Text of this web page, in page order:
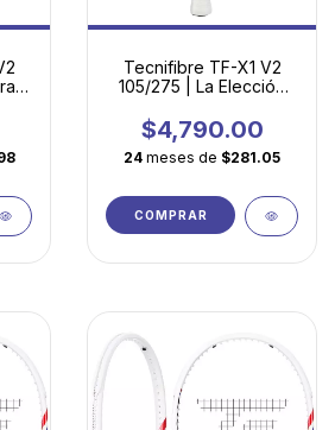
Tecnifibre TF-X1 V2
105/275 | La Elección
Principiantes
$4,790.00
24 meses de $281.05
COMPRAR